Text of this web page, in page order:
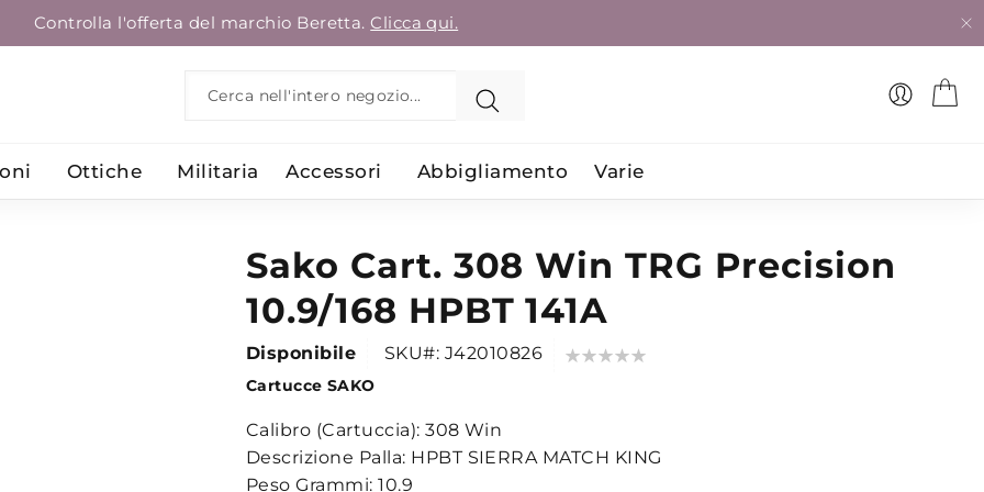
Controlla l'offerta del marchio Beretta.Clicca qui.
Ottiche Militaria Accessori Abbigliamento Varie
Sako Cart. 308 Win TRG Precision
10.9/168 HPBT 141A
Disponibile SKU J42010826
Valutazione:
Cartucce SAKO
Calibro (Cartuccia):308 Win
Descrizione Palla: HPBT SIERRA MATCH KING
Peso Grammi:10.9